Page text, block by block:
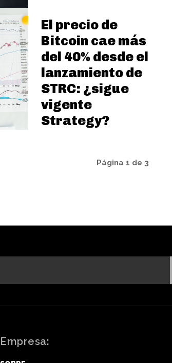
El precio de
Bitcoin cae más
del 40% desde el
lanzamiento de
STRC: ¿sigue
vigente
Strategy?
Página 1 de 3
Empresa: